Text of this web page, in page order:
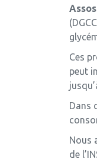
Ces
peut
Dans
Nous
de